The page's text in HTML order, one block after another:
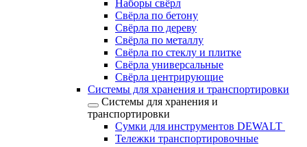
Наборы свёрл
Свёрла по бетону
Свёрла по дереву
Свёрла по металлу
Свёрла по стеклу и плитке
Свёрла универсальные
Свёрла центрирующие
Системы для хранения и транспортировки
Системы для хранения и
транспортировки
Сумки для инструментов DEWALT
Тележки транспортировочные